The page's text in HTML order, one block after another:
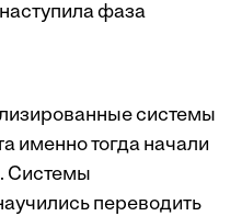
фаза
системы
именно тогда начали
Системы
переводить